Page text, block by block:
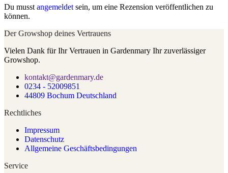
Du musst angemeldet sein, um eine Rezension veröffentlichen zu
können.
Der Growshop deines Vertrauens
Vielen Dank für Ihr Vertrauen in Gardenmary Ihr zuverlässiger
Growshop.
kontakt@gardenmary.de
0234 - 52009851
44809 Bochum Deutschland
Rechtliches
Impressum
Datenschutz
Allgemeine Geschäftsbedingungen
Service